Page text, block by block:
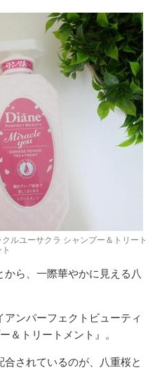
ルユーサクラ シャンプー＆トリート
ら、一際華やかに見える八
ンパーフェクトビューティ
＆トリートメント』。
されているのが、八重桜と